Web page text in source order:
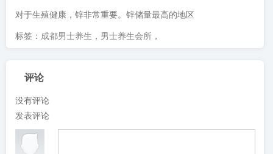
对于生殖健康，锌非常重要。锌储量最高的地区
标签： 成都男士养生 ， 男士养生会所 ，
评论
没有评论
发表评论